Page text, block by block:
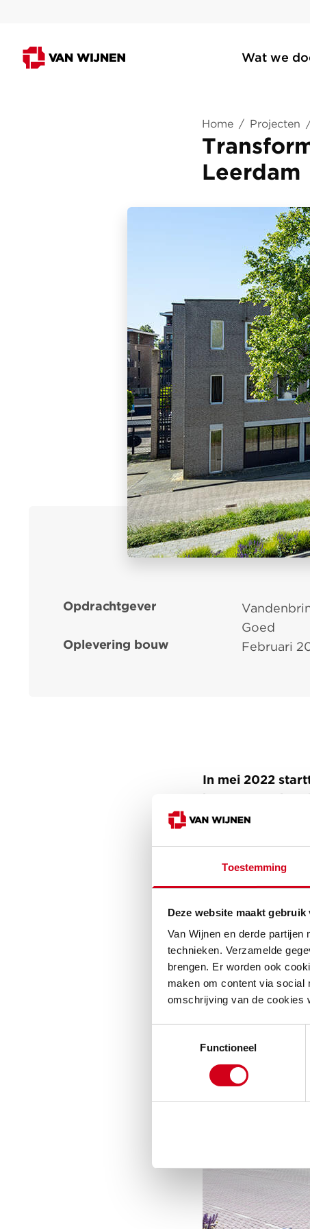
Toestemming
Deze website maakt gebruik
Van Wijnen en derde
technieken. Verzamelde
brengen. Er worden ook
maken om content via social
omschrijving van de cookies
Functioneel
Wat we
Home / Projecten
Leerdam
Opdrachtgever
Goed
Oplevering bouw Februari
In mei 2022
kantoorpand
appartementen.
Tijdens deze
geschikt
daarna de